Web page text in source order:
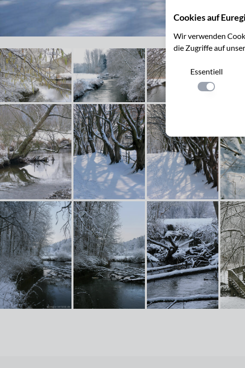
Cookies auf
Wir verwenden
die Zugriffe auf
Essentiell
Einstellung